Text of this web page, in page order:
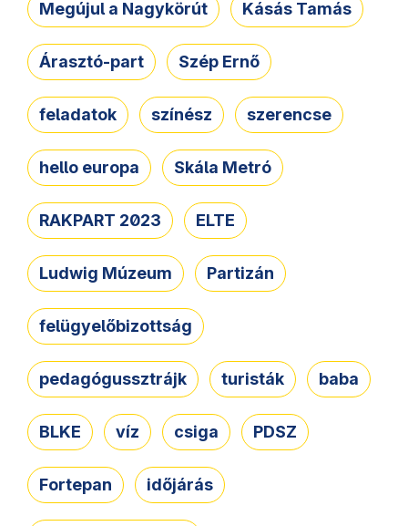
Megújul a Nagykörút Kásás Tamás
Árasztó-part Szép Ernő
feladatok színész szerencse
hello europa Skála Metró
RAKPART 2023 ELTE
Ludwig Múzeum Partizán
felügyelőbizottság
pedagógussztrájk turisták baba
BLKE víz csiga PDSZ
Fortepan időjárás